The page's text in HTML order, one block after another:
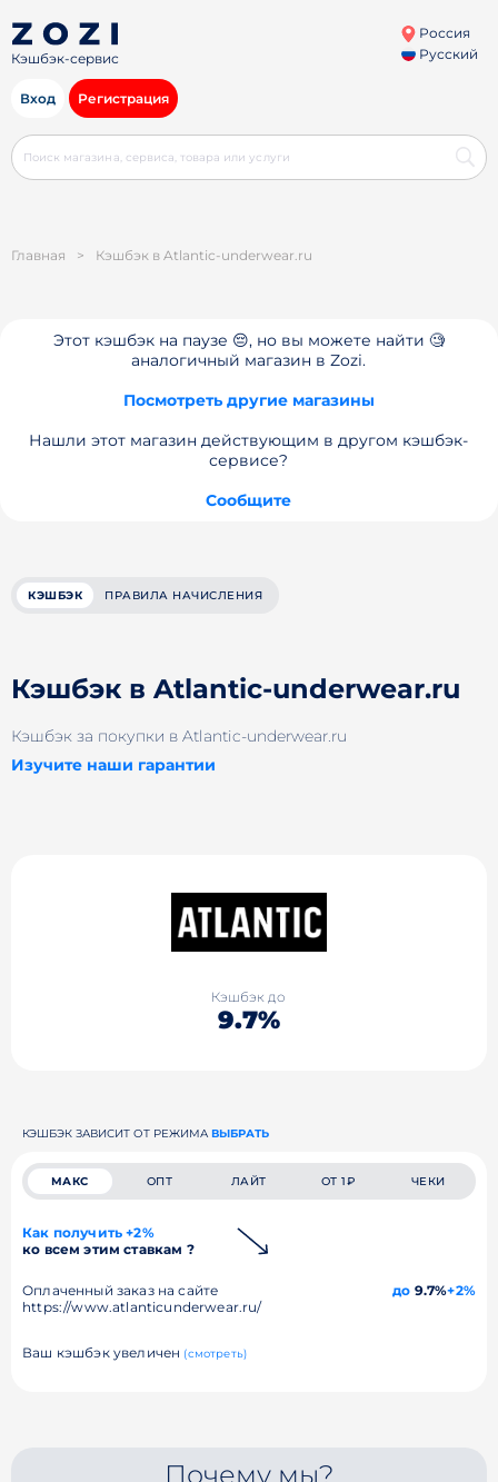
Кэшбэк-сервис
Россия
Русский
Вход Регистрация
Главная > Кэшбэк в Atlantic-underwear.ru
Этот кэшбэк на паузе 😔, но вы можете найти 🧐
аналогичный магазин в Zozi.
Посмотреть другие магазины
Нашли этот магазин действующим в другом кэшбэк-
сервисе?
Сообщите
КЭШБЭК ПРАВИЛА НАЧИСЛЕНИЯ
Кэшбэк в Atlantic-underwear.ru
Кэшбэк за покупки в Atlantic-underwear.ru
Изучите наши гарантии
Кэшбэк до
9.7%
КЭШБЭК ЗАВИСИТ ОТ РЕЖИМА ВЫБРАТЬ
МАКС ОПТ ЛАЙТ ОТ 1₽ ЧЕКИ
Как получить +2%
ко всем этим ставкам ?
Оплаченный заказ на сайте
https://www.atlanticunderwear.ru/
до 9.7%+2%
Ваш кэшбэк увеличен (смотреть)
Почему мы?